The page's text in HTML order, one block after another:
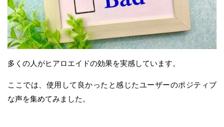
多くの人がヒアロエイドの効果を実感しています。
ここでは、使用して良かったと感じたユーザーのポジティブ
な声を集めてみました。